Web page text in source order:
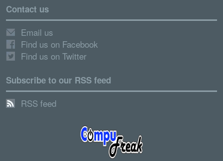
Contact us
Email us
Find us on Facebook
Find us on Twitter
Subscribe to our RSS feed
RSS feed